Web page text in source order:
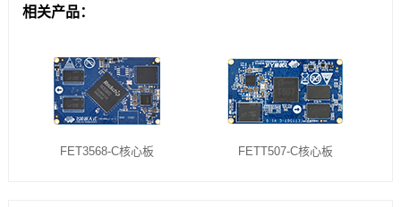
相关产品：
FET3568-C核心板 FETT507-C核心板